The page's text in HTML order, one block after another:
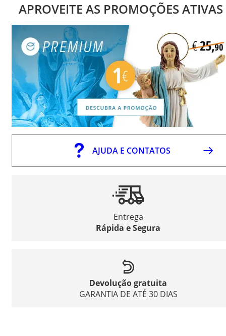
APROVEITE AS PROMOÇÕES ATIVAS
AJUDA E CONTATOS
Entrega
Rápida e Segura
Devolução gratuita
GARANTIA DE ATÉ 30 DIAS